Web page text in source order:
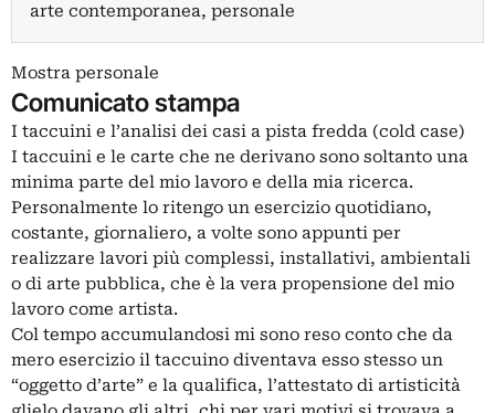
arte contemporanea, personale
Mostra personale
Comunicato stampa
I taccuini e l’analisi dei casi a pista fredda (cold case)
I taccuini e le carte che ne derivano sono soltanto una
minima parte del mio lavoro e della mia ricerca.
Personalmente lo ritengo un esercizio quotidiano,
costante, giornaliero, a volte sono appunti per
realizzare lavori più complessi, installativi, ambientali
o di arte pubblica, che è la vera propensione del mio
lavoro come artista.
Col tempo accumulandosi mi sono reso conto che da
mero esercizio il taccuino diventava esso stesso un
“oggetto d’arte” e la qualifica, l’attestato di artisticità